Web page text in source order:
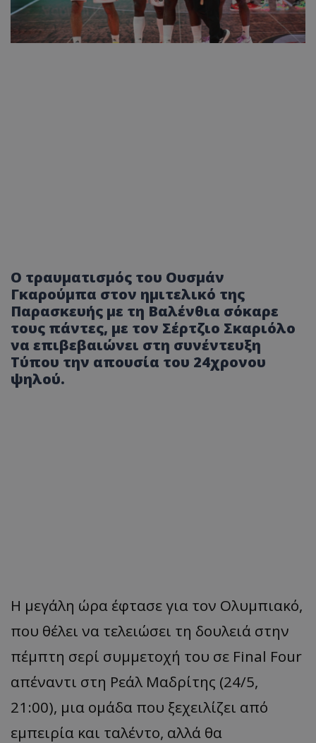
Ο τραυματισμός του Ουσμάν
Γκαρούμπα στον ημιτελικό της
Παρασκευής με τη Βαλένθια σόκαρε
τους πάντες, με τον Σέρτζιο Σκαριόλο
να επιβεβαιώνει στη συνέντευξη
Τύπου την απουσία του 24χρονου
ψηλού.
Η μεγάλη ώρα έφτασε για τον Ολυμπιακό,
που θέλει να τελειώσει τη δουλειά στην
πέμπτη σερί συμμετοχή του σε Final Four
απέναντι στη Ρεάλ Μαδρίτης (24/5,
21:00), μια ομάδα που ξεχειλίζει από
εμπειρία και ταλέντο, αλλά θα